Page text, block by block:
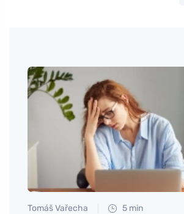
Tomáš Vařecha 5 min